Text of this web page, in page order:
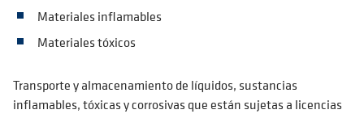
Materiales inflamables
Materiales tóxicos
Transporte y almacenamiento de líquidos, sustancias
inflamables, tóxicas y corrosivas que están sujetas a licencias